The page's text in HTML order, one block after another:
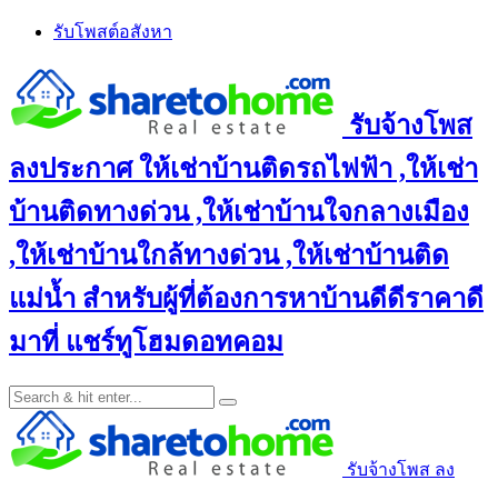
Skip
content
รับโพสต์อสังหา
รับจ้างโพส
ลงประกาศ ให้เช่าบ้านติดรถไฟฟ้า ,ให้เช่า
บ้านติดทางด่วน ,ให้เช่าบ้านใจกลางเมือง
,ให้เช่าบ้านใกล้ทางด่วน ,ให้เช่าบ้านติด
แม่น้ำ สำหรับผู้ที่ต้องการหาบ้านดีดีราคาดี
มาที่ แชร์ทูโฮมดอทคอม
รับจ้างโพส ลง